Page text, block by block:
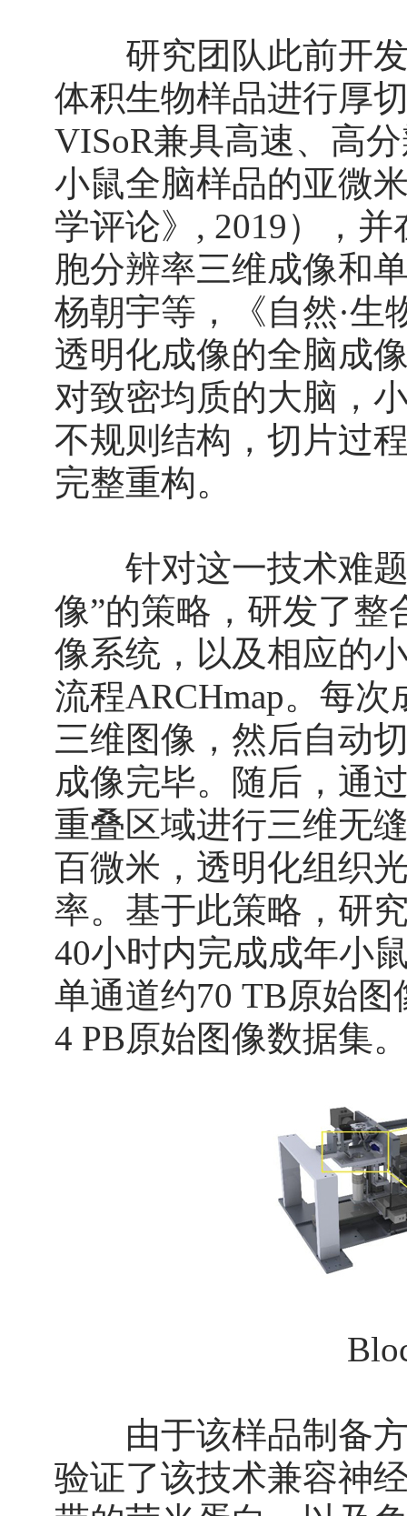
研究团队此前开发
体积生物样品进行厚
VISoR兼具高速、高
小鼠全脑样品的亚微
学评论》, 2019），
胞分辨率三维成像和
杨朝宇等，《自然·生
透明化成像的全脑成
对致密均质的大脑，
不规则结构，切片过
完整重构。
针对这一技术难题
像”的策略，研发了整
像系统，以及相应的
流程ARCHmap。每
三维图像，然后自动
成像完毕。随后，通
重叠区域进行三维无
百微米，透明化组织
率。基于此策略，研
40小时内完成成年小
单通道约70 TB原始
4 PB原始图像数据集
由于该样品制备方
验证了该技术兼容神